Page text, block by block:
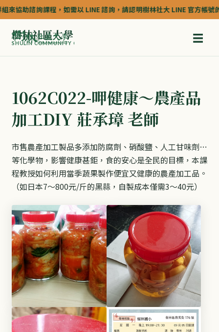
助諮詢課程，如需以 LINE 諮詢，請認明樹林社大 LINE 官方帳號的
樹林社區大學
SHULIN COMMUNITY COLLEGE ☰
1062C022-呷健康～農產品
加工DIY 莊承璋 老師
市售農產加工製品多添加防腐劑、硝酸鹽、人工甘味劑…
等化學物，影響健康甚鉅，食的安心是全民的目標，本課
程教授如何利用當季蔬果製作便宜又健康的農產加工品。
（如日本7～800元/斤的黑蒜，自製成本僅需3～40元）